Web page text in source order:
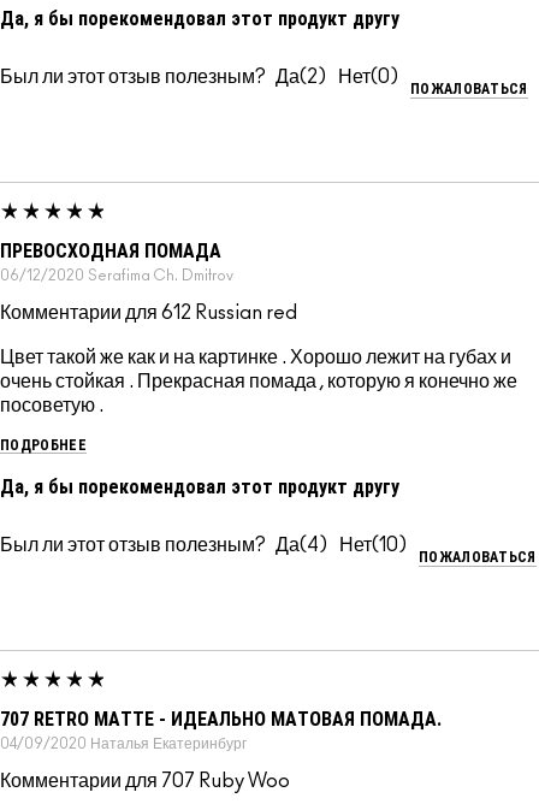
Да, я бы порекомендовал этот продукт другу
Был ли этот отзыв полезным? 2 0
ПОЖАЛОВАТЬСЯ
ПРЕВОСХОДНАЯ ПОМАДА
06/12/2020 Serafima Ch. Dmitrov
Комментарии для 612 Russian red
Цвет такой же как и на картинке . Хорошо лежит на губах и
очень стойкая . Прекрасная помада , которую я конечно же
посоветую .
ПОДРОБНЕЕ
Да, я бы порекомендовал этот продукт другу
Был ли этот отзыв полезным? 4 10
ПОЖАЛОВАТЬСЯ
707 RETRO MATTE - ИДЕАЛЬНО МАТОВАЯ ПОМАДА.
04/09/2020 Наталья Екатеринбург
Комментарии для 707 Ruby Woo